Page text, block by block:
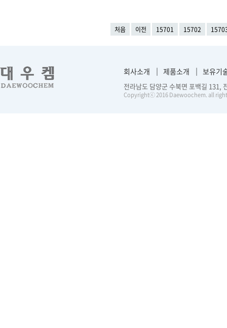
처음 이전 15701 15702
회사소개 제품소개 보유기
전라남도 담양군 수북면 포백길
Copyrightⓒ 2016 Daewoochem. all